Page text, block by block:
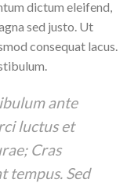
dictum eleifend,
sed justo. Ut
consequat lacus.
ante
luctus et
Cras
tempus. Sed